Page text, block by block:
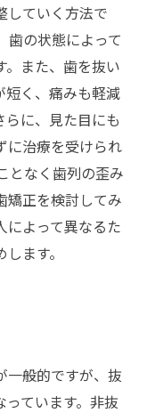
していく方法で
歯の状態によって
また、歯を抜い
短く、痛みも軽減
に、見た目にも
に治療を受けられ
となく歯列の歪み
矯正を検討してみ
によって異なるた
ます。
一般的ですが、抜
ています。非抜